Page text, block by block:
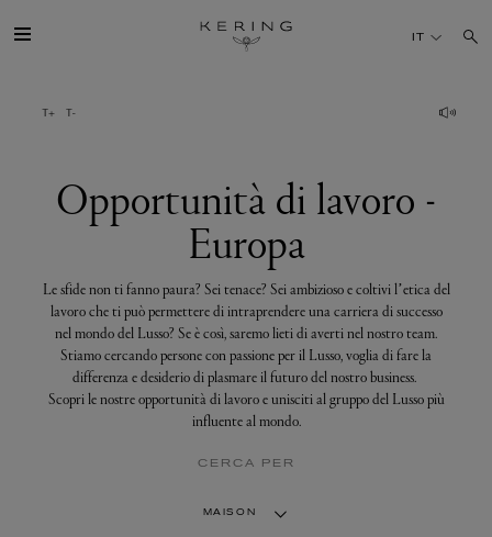
lavoro
SOSTENIBILITÀ
FINANCE
MEDIA
IT
Opportunità di lavoro -
Europa
Le sfide non ti fanno paura? Sei tenace? Sei ambizioso e coltivi l’etica del
lavoro che ti può permettere di intraprendere una carriera di successo
nel mondo del Lusso? Se è così, saremo lieti di averti nel nostro team.
Stiamo cercando persone con passione per il Lusso, voglia di fare la
differenza e desiderio di plasmare il futuro del nostro business.
Scopri le nostre opportunità di lavoro e unisciti al gruppo del Lusso più
influente al mondo.
CERCA PER
MAISON